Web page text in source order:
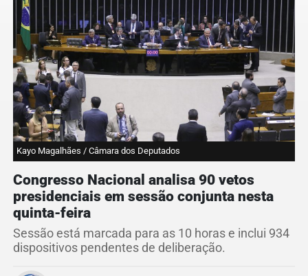
Kayo Magalhães / Câmara dos Deputados
Congresso Nacional analisa 90 vetos
presidenciais em sessão conjunta nesta
quinta-feira
Sessão está marcada para as 10 horas e inclui 934
dispositivos pendentes de deliberação.